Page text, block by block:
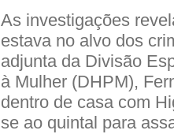
As investigações
estava no alvo dos
adjunta da Divisão
à Mulher (DHPM),
dentro de casa com
se ao quintal para